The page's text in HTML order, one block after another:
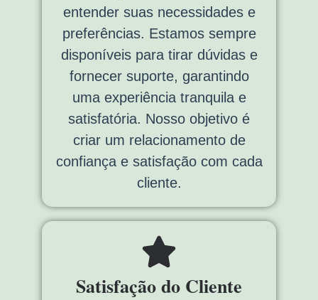
entender suas necessidades e
preferências. Estamos sempre
disponíveis para tirar dúvidas e
fornecer suporte, garantindo
uma experiência tranquila e
satisfatória. Nosso objetivo é
criar um relacionamento de
confiança e satisfação com cada
cliente.
Satisfação do Cliente